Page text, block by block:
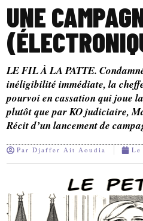
UNE
LE FIL À LA PATTE.
inéligibilité immédiate, la
pourvoi en cassation qui joue
plutôt que par KO judiciaire,
Récit d’un lancement de
Par Djaffer Ait Aoudia Le